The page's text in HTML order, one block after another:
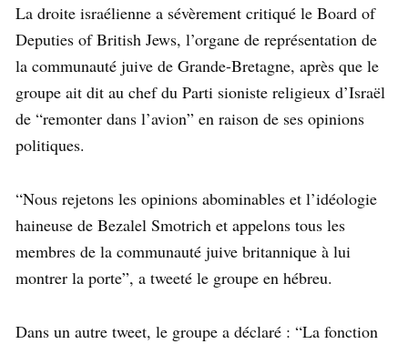
La droite israélienne a sévèrement critiqué le Board of
Deputies of British Jews, l’organe de représentation de
la communauté juive de Grande-Bretagne, après que le
groupe ait dit au chef du Parti sioniste religieux d’Israël
de “remonter dans l’avion” en raison de ses opinions
politiques.
“Nous rejetons les opinions abominables et l’idéologie
haineuse de Bezalel Smotrich et appelons tous les
membres de la communauté juive britannique à lui
montrer la porte”, a tweeté le groupe en hébreu.
Dans un autre tweet, le groupe a déclaré : “La fonction